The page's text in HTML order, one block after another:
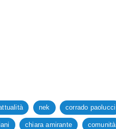
nek corrado paolucci
chiara amirante comunità